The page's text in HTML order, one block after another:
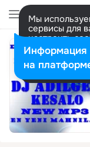
Мы
сервисы для
настроить
Разрешить
Информация
на